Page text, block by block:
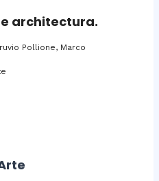
architectura.
Pollione, Marco